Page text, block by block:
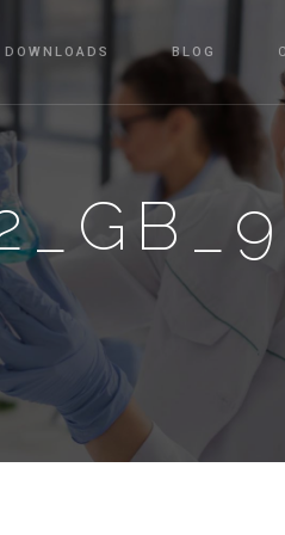
DOWNLOADS BLOG